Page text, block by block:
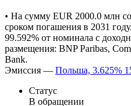
• На сумму EUR 2000.0 млн
сроком погашения в 2031
99.592% от номинала с
размещения: BNP Paribas,
Bank.
Эмиссия — Польша, 3.625%
Статус
В обращении